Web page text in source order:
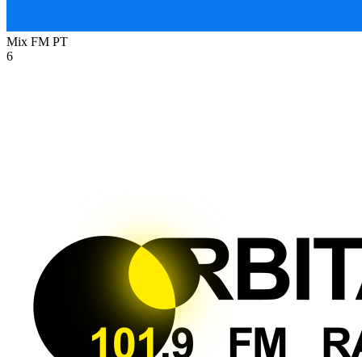
Mix FM PT
6